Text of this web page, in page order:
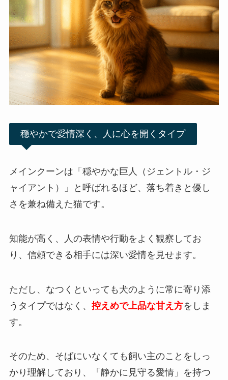
穏やかで愛情深く、人に心を開くタイプ
メインクーンは「穏やかな巨人（ジェントル・ジ
ャイアント）」と呼ばれるほど、落ち着きと優し
さを兼ね備えた猫です。
知能が高く、人の表情や行動をよく観察してお
り、信頼できる相手には深い愛情を見せます。
ただし、なつくといっても犬のように常に寄り添
うタイプではなく、 控えめで上品な甘え方をしま
す。
そのため、そばにいなくても飼い主のことをしっ
かり理解しており、「静かに見守る愛情」を持つ